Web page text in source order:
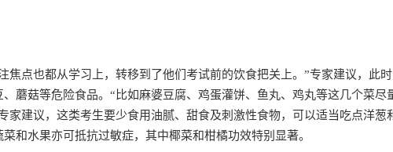
焦点也都从学习上，转移到了他们考试前的饮食把关上。”专家建议，此
蘑菇等危险食品。“比如麻婆豆腐、鸡蛋灌饼、鱼丸、鸡丸等这几个菜尽
家建议，这类考生要少食用油腻、甜食及刺激性食物，可以适当吃点洋葱
和水果亦可抵抗过敏症，其中椰菜和柑橘功效特别显著。